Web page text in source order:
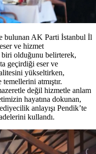
bulunan AK Parti İstanbul İl
ve hizmet
biri olduğunu belirterek,
geçirdiği eser ve
yükseltirken,
atmıştır.
değil hizmetle anlam
hayatına dokunan,
anlayışı Pendik’te
kullandı.